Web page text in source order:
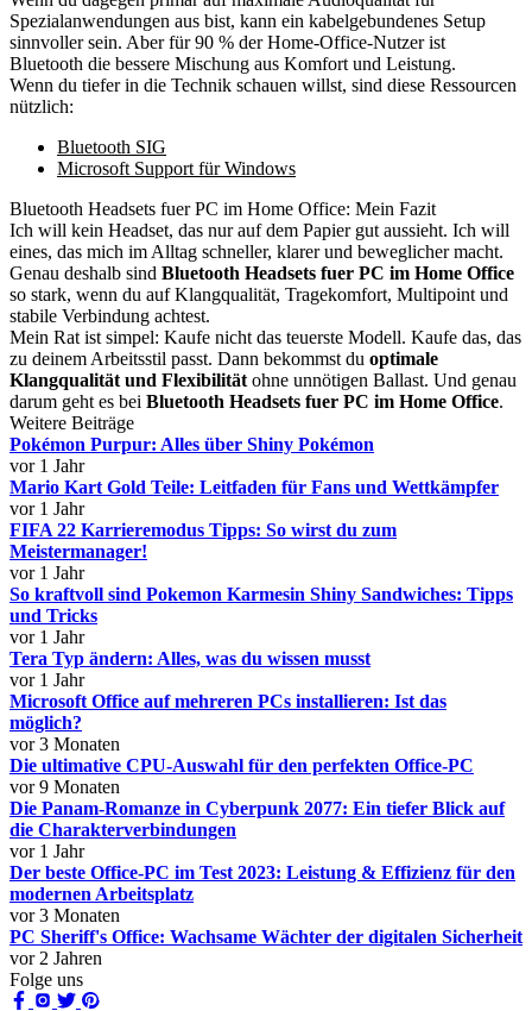
Spezialanwendungen aus bist, kann ein kabelgebundenes Setup
sinnvoller sein. Aber für 90 % der Home-Office-Nutzer ist
Bluetooth die bessere Mischung aus Komfort und Leistung.
Wenn du tiefer in die Technik schauen willst, sind diese Ressourcen
nützlich:
Bluetooth SIG
Microsoft Support für Windows
Bluetooth Headsets fuer PC im Home Office: Mein Fazit
Ich will kein Headset, das nur auf dem Papier gut aussieht. Ich will
eines, das mich im Alltag schneller, klarer und beweglicher macht.
Genau deshalb sind Bluetooth Headsets fuer PC im Home Office
so stark, wenn du auf Klangqualität, Tragekomfort, Multipoint und
stabile Verbindung achtest.
Mein Rat ist simpel: Kaufe nicht das teuerste Modell. Kaufe das, das
zu deinem Arbeitsstil passt. Dann bekommst du optimale
Klangqualität und Flexibilität ohne unnötigen Ballast. Und genau
darum geht es bei Bluetooth Headsets fuer PC im Home Office.
Weitere Beiträge
Pokémon Purpur: Alles über Shiny Pokémon
vor 1 Jahr
Mario Kart Gold Teile: Leitfaden für Fans und Wettkämpfer
vor 1 Jahr
FIFA 22 Karrieremodus Tipps: So wirst du zum
Meistermanager!
vor 1 Jahr
So kraftvoll sind Pokemon Karmesin Shiny Sandwiches: Tipps
und Tricks
vor 1 Jahr
Tera Typ ändern: Alles, was du wissen musst
vor 1 Jahr
Microsoft Office auf mehreren PCs installieren: Ist das
möglich?
vor 3 Monaten
Die ultimative CPU-Auswahl für den perfekten Office-PC
vor 9 Monaten
Die Panam-Romanze in Cyberpunk 2077: Ein tiefer Blick auf
die Charakterverbindungen
vor 1 Jahr
Der beste Office-PC im Test 2023: Leistung & Effizienz für den
modernen Arbeitsplatz
vor 3 Monaten
PC Sheriff's Office: Wachsame Wächter der digitalen Sicherheit
vor 2 Jahren
Folge uns